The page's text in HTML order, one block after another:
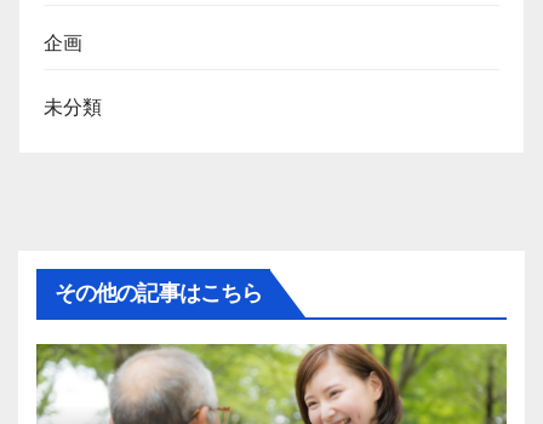
企画
未分類
その他の記事はこちら